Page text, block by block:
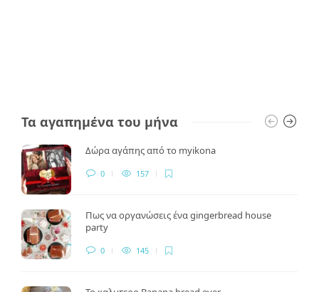
Τα αγαπημένα του μήνα
Δώρα αγάπης από το myikona
0 157
Πως να οργανώσεις ένα gingerbread house
party
0 145